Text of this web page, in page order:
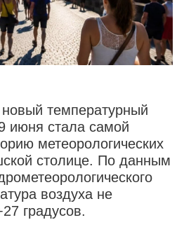
температурный
июня стала самой
метеорологических
столице. По данным
воздуха не
градусов.